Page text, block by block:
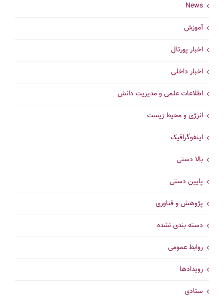
News
آموزش
اخبار پورتال
اخبار داخلی
اطلاعات علمی و مدیریت دانش
انرژی و محیط زیست
اینفوگرافیک
بالا دستی
پایین دستی
پژوهش و فناوری
دسته بندی نشده
روابط عمومی
رویدادها
ستادی